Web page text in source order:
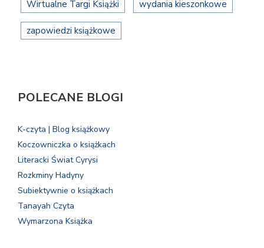
Wirtualne Targi Książki wydania kieszonkowe
zapowiedzi książkowe
POLECANE BLOGI
K-czyta | Blog książkowy
Koczowniczka o książkach
Literacki Świat Cyrysi
Rozkminy Hadyny
Subiektywnie o książkach
Tanayah Czyta
Wymarzona Książka